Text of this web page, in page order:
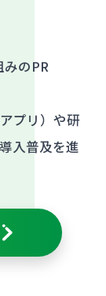
のPR
プリ）や研
入普及を進